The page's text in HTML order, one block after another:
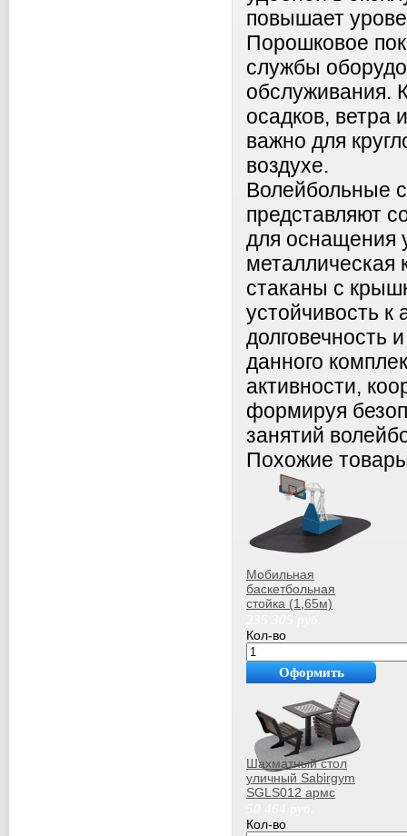
повышает
Порошковое
службы
обслуживания.
осадков, ветра
важно для
воздухе.
Волейбольные
представляют
для оснащения
металлическая
стаканы с
устойчивость
долговечность
данного
активности,
формируя
занятий
Похожие
Мобильная
баскетбольная
стойка (1,65м)
узси
Кол-во
Оформить
покупку
Шахматный стол
уличный Sabirgym
SGLS012 армс
Кол-во